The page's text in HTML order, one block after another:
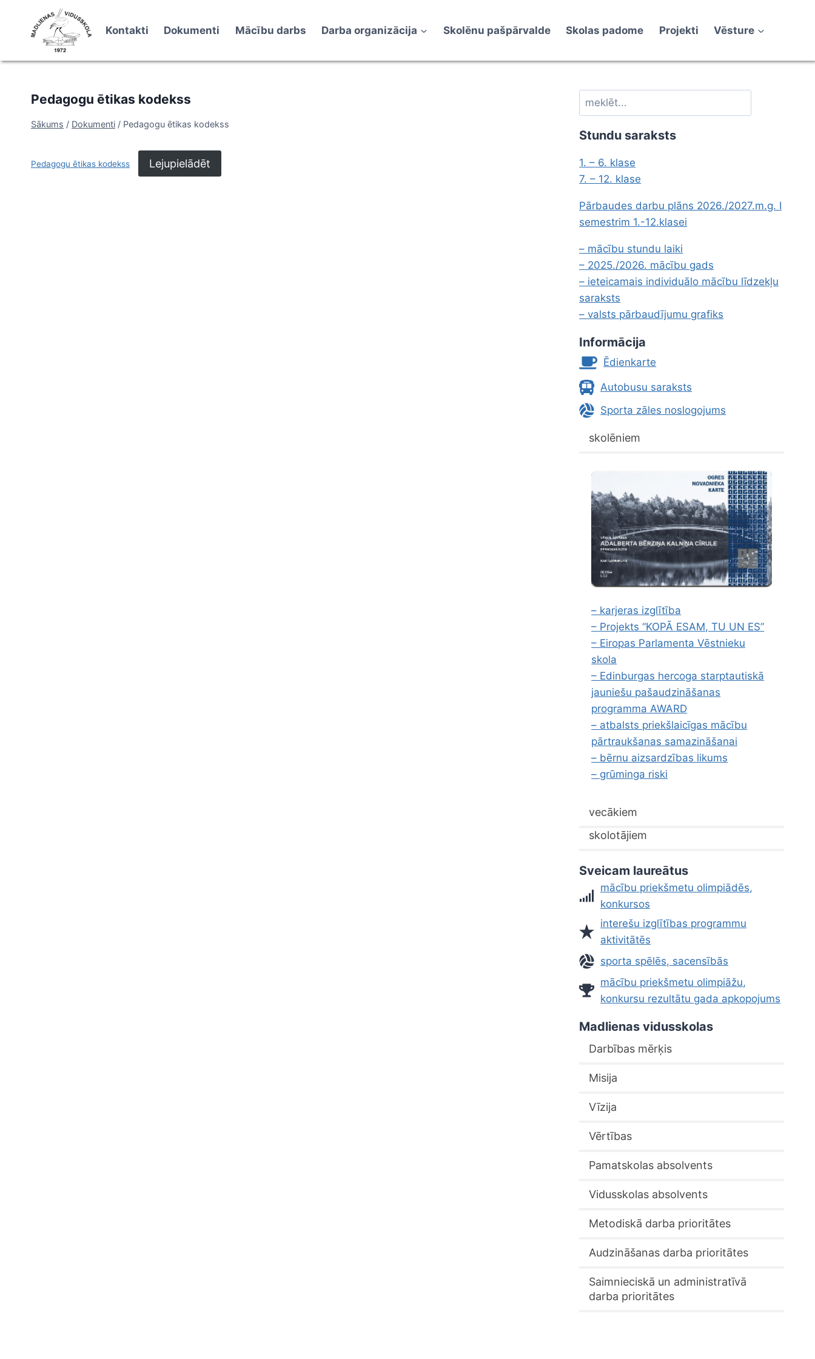
content
Kontakti Dokumenti Mācību darbs Darba organizācija Skolēnu pašpārvalde Skolas padome Projekti Vēsture
Pedagogu ētikas kodekss
Sākums / Dokumenti / Pedagogu ētikas kodekss
Pedagogu ētikas kodekss Lejupielādēt
Meklēt
Stundu saraksts
1. – 6. klase
7. – 12. klase
Pārbaudes darbu plāns 2026./2027.m.g. I
semestrim 1.-12.klasei
– mācību stundu laiki
– 2025./2026. mācību gads
– ieteicamais individuālo mācību līdzekļu
saraksts
– valsts pārbaudījumu grafiks
Informācija
Ēdienkarte
Autobusu saraksts
Sporta zāles noslogojums
skolēniem
– karjeras izglītība
– Projekts “KOPĀ ESAM, TU UN ES”
– Eiropas Parlamenta Vēstnieku
skola
– Edinburgas hercoga starptautiskā
jauniešu pašaudzināšanas
programma AWARD
– atbalsts priekšlaicīgas mācību
pārtraukšanas samazināšanai
– bērnu aizsardzības likums
– grūminga riski
vecākiem
skolotājiem
Sveicam laureātus
mācību priekšmetu olimpiādēs,
konkursos
interešu izglītības programmu
aktivitātēs
sporta spēlēs, sacensībās
mācību priekšmetu olimpiāžu,
konkursu rezultātu gada apkopojums
Madlienas vidusskolas
Darbības mērķis
Misija
Vīzija
Vērtības
Pamatskolas absolvents
Vidusskolas absolvents
Metodiskā darba prioritātes
Audzināšanas darba prioritātes
Saimnieciskā un administratīvā
darba prioritātes